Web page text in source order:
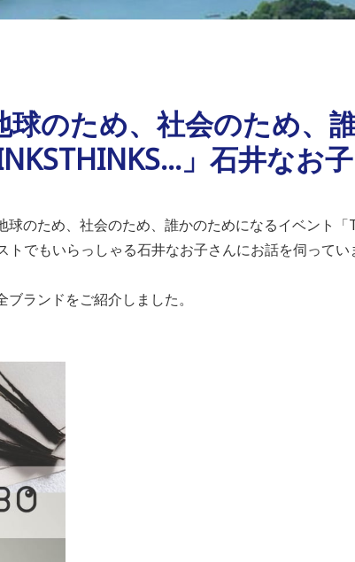
球のため、社会のため、
」石井なお
のため、社会のため、誰かのためになるイベント「
でもいらっしゃる石井なお子さんにお話を伺ってい
ランドをご紹介しました。